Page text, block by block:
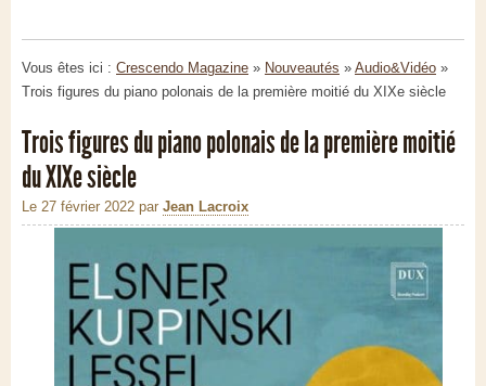
Vous êtes ici : Crescendo Magazine » Nouveautés » Audio&Vidéo »
Trois figures du piano polonais de la première moitié du XIXe siècle
Trois figures du piano polonais de la première moitié
du XIXe siècle
Le 27 février 2022 par Jean Lacroix